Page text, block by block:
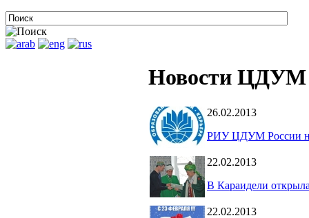
Новости ЦДУМ
26.02.2013
РИУ ЦДУМ России на
22.02.2013
В Караидели
22.02.2013